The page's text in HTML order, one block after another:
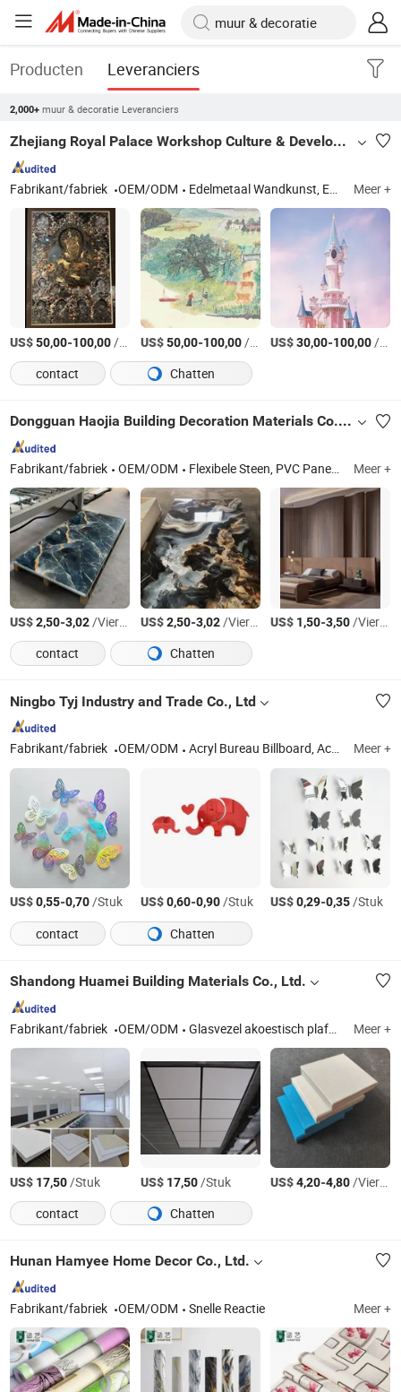
Producten Leveranciers
2,000+ muur & decoratie Leveranciers
Zhejiang Royal Palace Workshop Culture & Development Co.,Ltd.
Fabrikant/fabriek OEM/ODM Edelmetaal Wandkunst, Edelmetaal Ambacht, Luxe Geschenk, Luxe Tafelgerei, Luxe Kantoorornament Meer +
US$50,00-100,00/Stuk US$50,00-100,00/Stuk US$30,00-100,00/Stuk
contact
Chatten
Dongguan Haojia Building Decoration Materials Co., Ltd.
Fabrikant/fabriek OEM/ODM Flexibele Steen, PVC Paneel, PU Steen, WPC Roosterbord, SPC Vloer, WPC Paneel, UV Paneel Meer +
US$2,50-3,02/Vierkante Meter US$2,50-3,02/Vierkante Meter US$ 1,50-3,50/Vierkante Meter
contact
Chatten
Ningbo Tyj Industry and Trade Co., Ltd
Fabrikant/fabriek OEM/ODM Acryl Bureau Billboard, Acryl Fotolijst, Acryl Ambachten, Acryl Magnetische Kalender, Acryl Plank Meer +
US$0,55-0,70/Stuk US$0,60-0,90/Stuk US$0,29-0,35/Stuk
contact
Chatten
Shandong Huamei Building Materials Co., Ltd.
Fabrikant/fabriek OEM/ODM Glasvezel akoestisch plafond, glasvezelweefsel, steenwol brandwerend plafond en paneel, gipsplafond, gipslijst, akoestische hangconstructie, akoestisch wandpaneel, gipsplaat zonder papier, geperforeerd gipsplafond Meer +
US$ 17,50/Stuk US$ 17,50/Stuk US$4,20-4,80/Vierkante Meter
contact
Chatten
Hunan Hamyee Home Decor Co., Ltd.
Fabrikant/fabriek OEM/ODM Snelle Reactie Meer +